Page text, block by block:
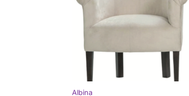
Albina